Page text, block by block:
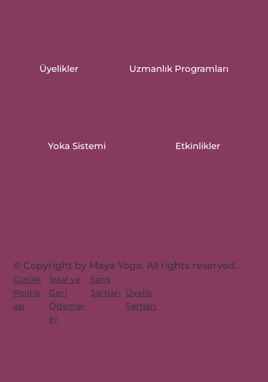
Üyelikler Uzmanlık Programları
Yoka Sistemi Etkinlikler
Gizlilik
Politik
ası
İptal ve
Geri
Ödemel
er
Satış
Şartları Üyelik
Şartları
© Copyright by Maya Yoga. All rights reserved.